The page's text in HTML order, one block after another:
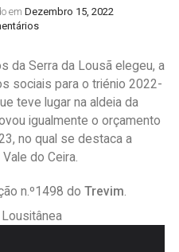
em Dezembro 15, 2022
da Serra da Lousã elegeu, a
sociais para o triénio 2022-
teve lugar na aldeia da
igualmente o orçamento
no qual se destaca a
do Ceira.
n.º1498 do Trevim.
Lousitânea